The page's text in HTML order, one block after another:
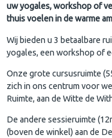
uw yogales, workshop of
thuis voelen in de warme
Wij bieden u 3 betaalbare
yogales, een workshop of
Onze grote cursusruimte
zich in ons centrum voor
Ruimte, aan de Witte de
De andere sessieruimte
(boven de winkel) aan de